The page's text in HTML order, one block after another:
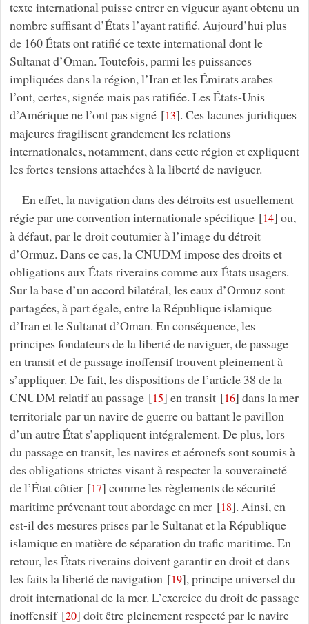
texte international puisse entrer en vigueur ayant obtenu un
nombre suffisant d’États l’ayant ratifié. Aujourd’hui plus
de 160 États ont ratifié ce texte international dont le
Sultanat d’Oman. Toutefois, parmi les puissances
impliquées dans la région, l’Iran et les Émirats arabes
l’ont, certes, signée mais pas ratifiée. Les États-Unis
d’Amérique ne l’ont pas signé[13]. Ces lacunes juridiques
majeures fragilisent grandement les relations
internationales, notamment, dans cette région et expliquent
les fortes tensions attachées à la liberté de naviguer.
En effet, la navigation dans des détroits est usuellement
régie par une convention internationale spécifique[14] ou,
à défaut, par le droit coutumier à l’image du détroit
d’Ormuz. Dans ce cas, la CNUDM impose des droits et
obligations aux États riverains comme aux États usagers.
Sur la base d’un accord bilatéral, les eaux d’Ormuz sont
partagées, à part égale, entre la République islamique
d’Iran et le Sultanat d’Oman. En conséquence, les
principes fondateurs de la liberté de naviguer, de passage
en transit et de passage inoffensif trouvent pleinement à
s’appliquer. De fait, les dispositions de l’article 38 de la
CNUDM relatif au passage[15] en transit[16] dans la mer
territoriale par un navire de guerre ou battant le pavillon
d’un autre État s’appliquent intégralement. De plus, lors
du passage en transit, les navires et aéronefs sont soumis à
des obligations strictes visant à respecter la souveraineté
de l’État côtier[17] comme les règlements de sécurité
maritime prévenant tout abordage en mer[18]. Ainsi, en
est-il des mesures prises par le Sultanat et la République
islamique en matière de séparation du trafic maritime. En
retour, les États riverains doivent garantir en droit et dans
les faits la liberté de navigation[19], principe universel du
droit international de la mer. L’exercice du droit de passage
inoffensif[20] doit être pleinement respecté par le navire